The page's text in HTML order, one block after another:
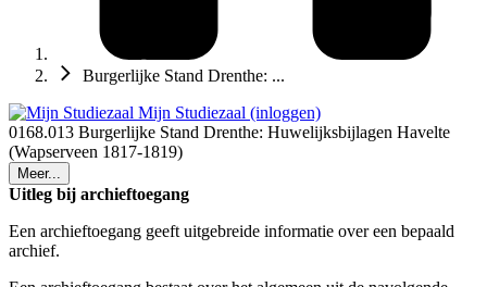
Burgerlijke Stand Drenthe: ...
Mijn Studiezaal (inloggen)
0168.013 Burgerlijke Stand Drenthe: Huwelijksbijlagen Havelte
(Wapserveen 1817-1819)
Meer...
Uitleg bij archieftoegang
Een archieftoegang geeft uitgebreide informatie over een bepaald
archief.